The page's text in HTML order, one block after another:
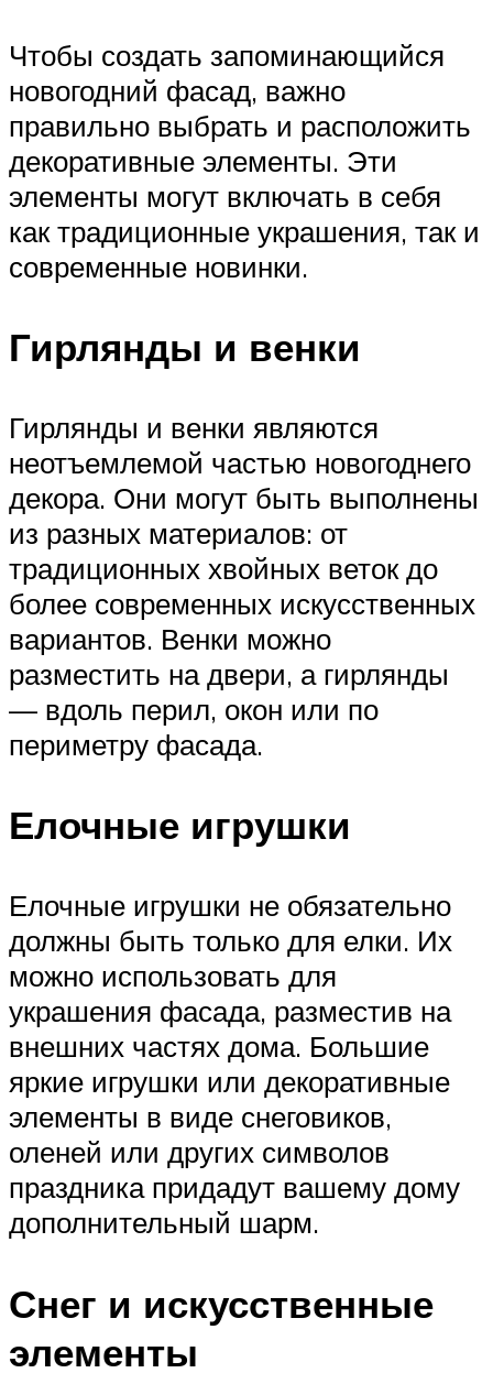
Чтобы создать запоминающийся
новогодний фасад, важно
правильно выбрать и расположить
декоративные элементы. Эти
элементы могут включать в себя
как традиционные украшения, так и
современные новинки.
Гирлянды и венки
Гирлянды и венки являются
неотъемлемой частью новогоднего
декора. Они могут быть выполнены
из разных материалов: от
традиционных хвойных веток до
более современных искусственных
вариантов. Венки можно
разместить на двери, а гирлянды
— вдоль перил, окон или по
периметру фасада.
Елочные игрушки
Елочные игрушки не обязательно
должны быть только для елки. Их
можно использовать для
украшения фасада, разместив на
внешних частях дома. Большие
яркие игрушки или декоративные
элементы в виде снеговиков,
оленей или других символов
праздника придадут вашему дому
дополнительный шарм.
Снег и искусственные
элементы